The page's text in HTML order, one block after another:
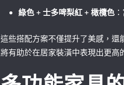
綠色⁢ + 士多啤梨紅 + ⁤橄欖色
這些搭配方案不僅提升了美感，
將有助於在居家裝潢中表現出更高